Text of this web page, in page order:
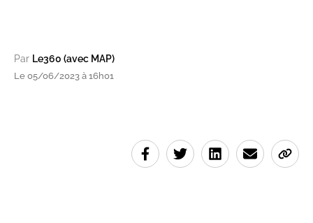
Par Le360 (avec MAP)
Le 05/06/2023 à 16h01